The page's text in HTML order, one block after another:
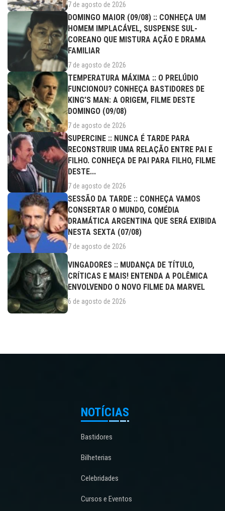
7 de agosto de 2026
DOMINGO MAIOR (09/08) :: CONHEÇA UM
HOMEM IMPLACÁVEL, SUSPENSE SUL-
COREANO QUE MISTURA AÇÃO E DRAMA
FAMILIAR
7 de agosto de 2026
TEMPERATURA MÁXIMA :: O PRELÚDIO
FUNCIONOU? CONHEÇA BASTIDORES DE
KING’S MAN: A ORIGEM, FILME DESTE
DOMINGO (09/08)
7 de agosto de 2026
SUPERCINE :: NUNCA É TARDE PARA
RECONSTRUIR UMA RELAÇÃO ENTRE PAI E
FILHO. CONHEÇA DE PAI PARA FILHO, FILME
DESTE...
7 de agosto de 2026
SESSÃO DA TARDE :: CONHEÇA VAMOS
CONSERTAR O MUNDO, COMÉDIA
DRAMÁTICA ARGENTINA QUE SERÁ EXIBIDA
NESTA SEXTA (07/08)
7 de agosto de 2026
VINGADORES :: MUDANÇA DE TÍTULO,
CRÍTICAS E MAIS! ENTENDA A POLÊMICA
ENVOLVENDO O NOVO FILME DA MARVEL
6 de agosto de 2026
NOTÍCIAS
Bastidores
Bilheterias
Celebridades
Cursos e Eventos